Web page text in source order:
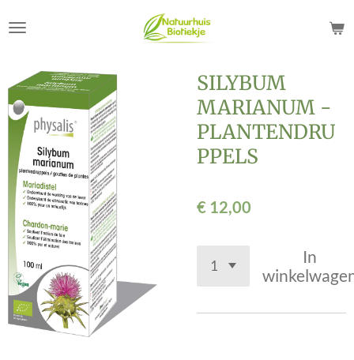
direct
hoofdinhoud
SILYBUM
MARIANUM -
PLANTENDRU
PPELS
€ 12,00
In